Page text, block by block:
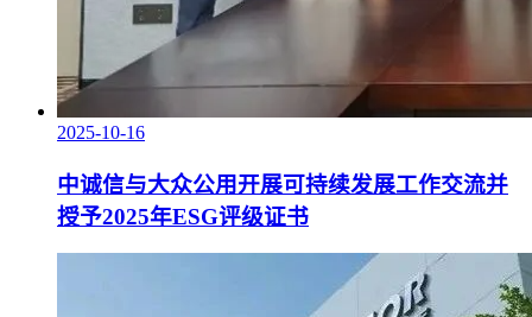
2025-10-16
中诚信与大众公用开展可持续发展工作交流并
授予2025年ESG评级证书